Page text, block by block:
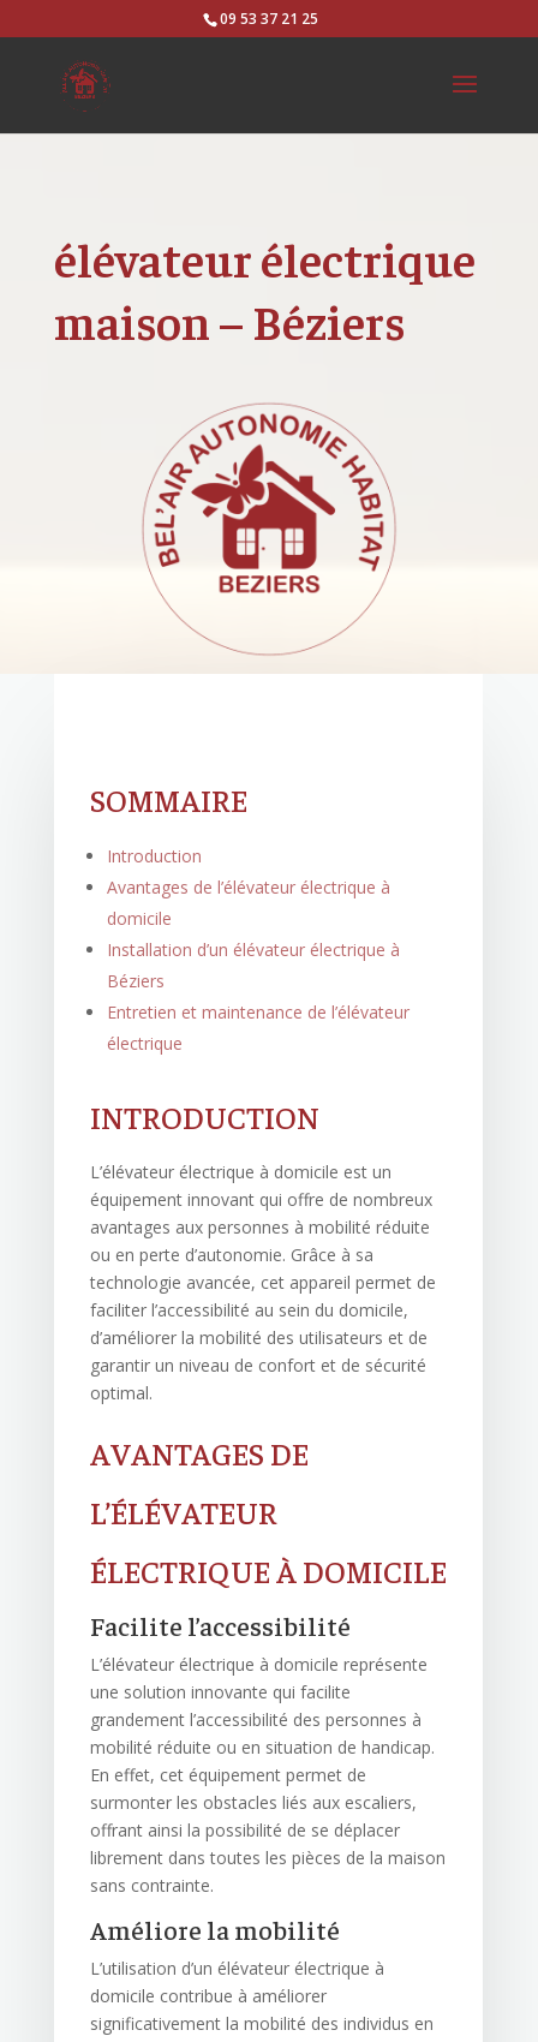
09 53 37 21 25
élévateur électrique
maison – Béziers
SOMMAIRE
Introduction
Avantages de l’élévateur électrique à
domicile
Installation d’un élévateur électrique à
Béziers
Entretien et maintenance de l’élévateur
électrique
INTRODUCTION
L’élévateur électrique à domicile est un
équipement innovant qui offre de nombreux
avantages aux personnes à mobilité réduite
ou en perte d’autonomie. Grâce à sa
technologie avancée, cet appareil permet de
faciliter l’accessibilité au sein du domicile,
d’améliorer la mobilité des utilisateurs et de
garantir un niveau de confort et de sécurité
optimal.
AVANTAGES DE
L’ÉLÉVATEUR
ÉLECTRIQUE À DOMICILE
Facilite l’accessibilité
L’élévateur électrique à domicile représente
une solution innovante qui facilite
grandement l’accessibilité des personnes à
mobilité réduite ou en situation de handicap.
En effet, cet équipement permet de
surmonter les obstacles liés aux escaliers,
offrant ainsi la possibilité de se déplacer
librement dans toutes les pièces de la maison
sans contrainte.
Améliore la mobilité
L’utilisation d’un élévateur électrique à
domicile contribue à améliorer
significativement la mobilité des individus en